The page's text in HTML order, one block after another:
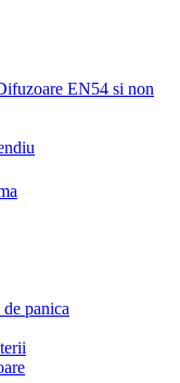
EN54 si non
panica